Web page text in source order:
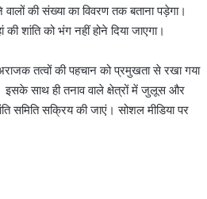
की संख्या का विवरण तक बताना पड़ेगा।
शांति को भंग नहीं होने दिया जाएगा।
तत्वों की पहचान को प्रमुखता से रखा गया
इसके साथ ही तनाव वाले क्षेत्रों में जुलूस और
समिति सक्रिय की जाएं। सोशल मीडिया पर